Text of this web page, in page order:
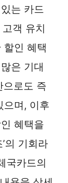
는 카드
객 유치
인 혜택
은 기대
으로도 즉
으며, 이후
혜택을
의 기회라
국카드의